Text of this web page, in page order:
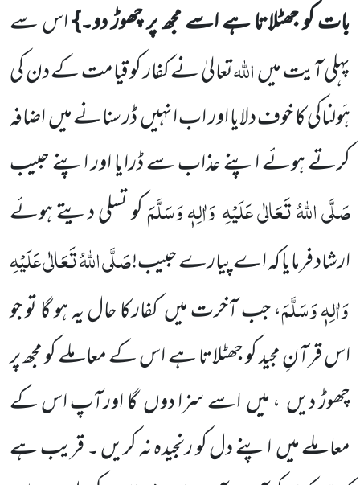
بات کو جھٹلاتا ہے اسے مجھ پر چھوڑ دو۔}اس سے
پہلی آیت میںاللّٰہتعالیٰ نے کفار کو قیامت کے دن کی
ہَولناکی کا خوف دلایا اور اب انہیںڈر سنانے میںاضافہ
کرتے ہوئے اپنےعذاب سے ڈرایا اور اپنے حبیب
صَلَّی اللّٰہُ تَعَالٰی عَلَیْہِوَاٰلِہٖ وَسَلَّمَکو تسلی دیتے ہوئے
ارشاد فرمایا کہ اے پیارے حبیب!صَلَّی اللّٰہُ تَعَالٰی عَلَیْہِ
وَاٰلِہٖ وَسَلَّمَ، جب آخرتمیںکفار کا حال یہ ہو گا تو جو
اس قرآنِ مجید کو جھٹلاتا ہے اس کے معاملے کو مجھپر
چھوڑ دیں ، میںاسے سزا دوںگا اورآپ اس کے
معاملے میںاپنے دل کو رنجیدہ نہ کریں ۔ قریب ہے